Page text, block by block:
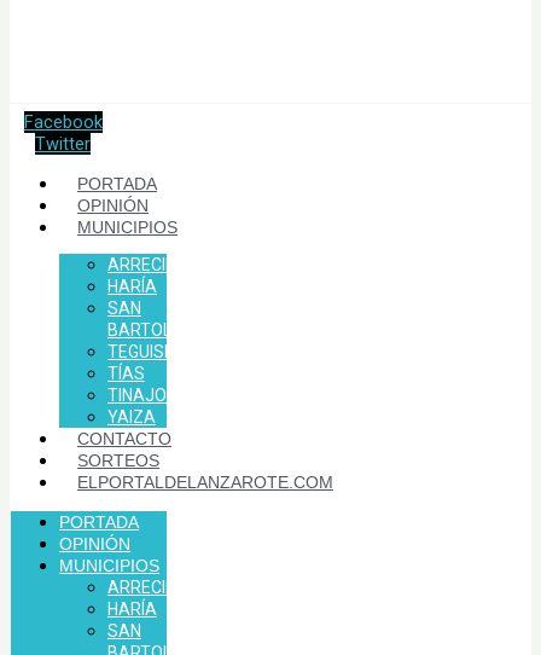
Facebook
Twitter
PORTADA
OPINIÓN
MUNICIPIOS
ARRECIFE
HARÍA
SAN
BARTOLOMÉ
TEGUISE
TÍAS
TINAJO
YAIZA
CONTACTO
SORTEOS
ELPORTALDELANZAROTE.COM
PORTADA
OPINIÓN
MUNICIPIOS
ARRECIFE
HARÍA
SAN